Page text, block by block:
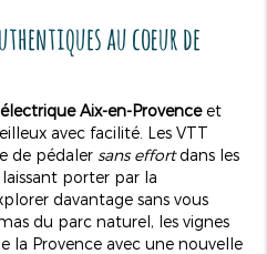
au cœur de
Aix-en-Provenceet
avec facilité. Les VTT
de pédaler sans effortdans les
laissant porter par la
davantage sans vous
du parc naturel, les vignes
la Provence avec une nouvelle